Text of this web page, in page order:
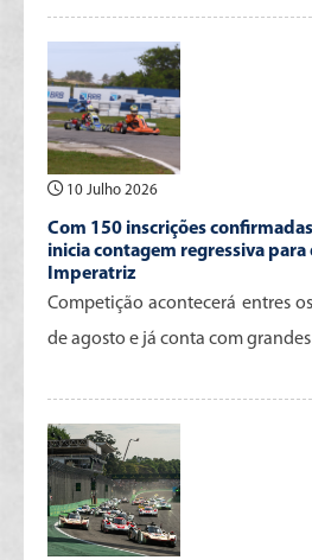
10 Julho 2026
Com 150 inscrições
inicia contagem regressiva
Imperatriz
Competição acontecerá entres
de agosto e já conta com